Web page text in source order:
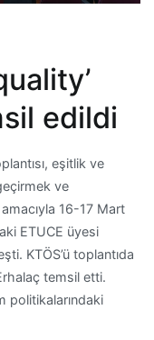
edildi
eşitlik ve
ve
16-17 Mart
ETUCE üyesi
KTÖS’ü toplantıda
temsil etti.
politikalarındaki